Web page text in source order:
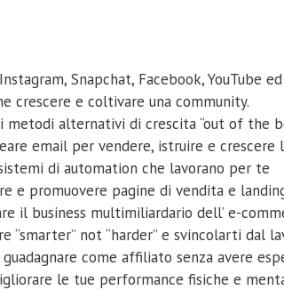
Snapchat, Facebook, YouTube
crescere e coltivare una community.
metodi alternativi di crescita “out of the
email per vendere, istruire e crescere
di automation che lavorano per te
e promuovere pagine di vendita e
il business multimiliardario dell’ e-
“smarter” not “harder” e svincolarti dal
guadagnare come affiliato senza avere
le tue performance fisiche e